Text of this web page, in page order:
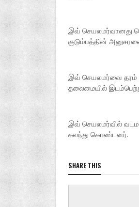
இவ் செயலமர்வானது
குடும்பத்தின்
இவ் செயலமர்வை தரம் 5
தலைமையில்
இவ் செயலமர்வில்
கலந்து கொண்டனர்.
SHARE THIS